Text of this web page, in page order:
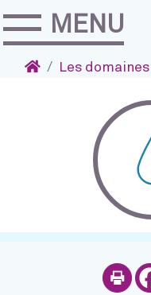
Accéder au contenu
MENU
AccueilLes